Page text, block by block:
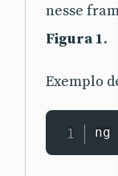
nesse
Figura 1.
Exemplo
ng